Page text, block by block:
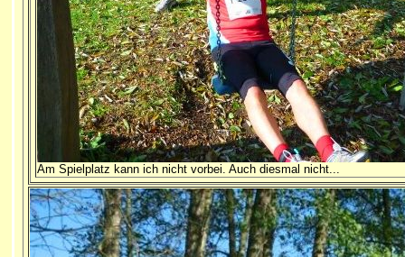
Am Spielplatz kann ich nicht vorbei. Auch diesmal nicht...